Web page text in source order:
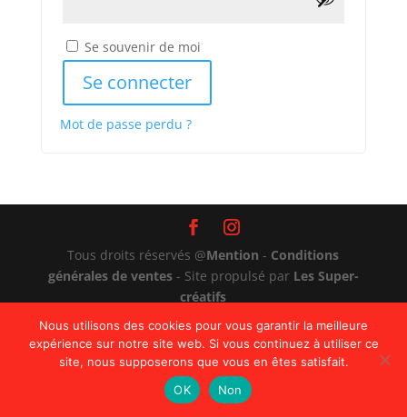
Se souvenir de moi
Se connecter
Mot de passe perdu ?
Tous droits réservés @Mention - Conditions
générales de ventes- Site propulsé par Les Super-
créatifs
Nous utilisons des cookies pour vous garantir la meilleure
expérience sur notre site web. Si vous continuez à utiliser ce
site, nous supposerons que vous en êtes satisfait.
OK
Non